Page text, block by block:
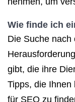
Wie finde ich
Die Suche nach
gibt, die ihre
Tipps, die Ihnen
für SEO zu